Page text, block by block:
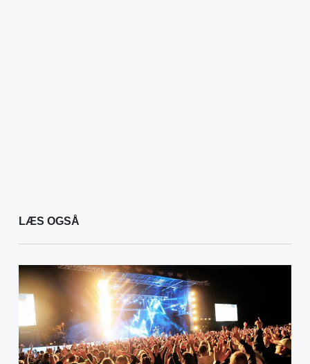
LÆS OGSÅ